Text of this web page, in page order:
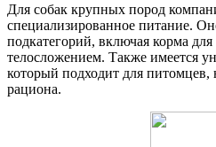
Для собак крупных пород
специализированное питание.
подкатегорий, включая корма
телосложением. Также имеется
который подходит для
рациона.